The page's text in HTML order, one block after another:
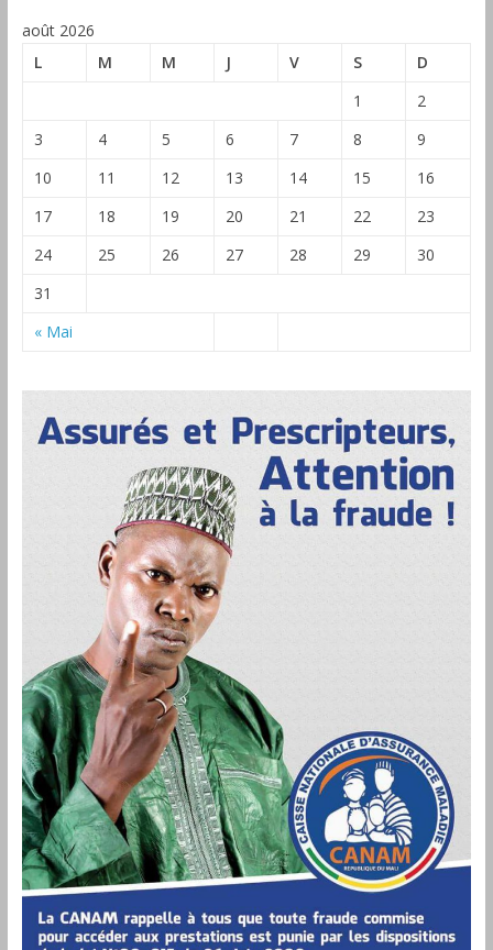
août 2026
L
M M J V S D
« Mai
1
2
3
4 5 6 7 8
9
10
11 12 13 14 15
16
17
18 19 20 21 22
23
24
25 26 27 28 29
30
31